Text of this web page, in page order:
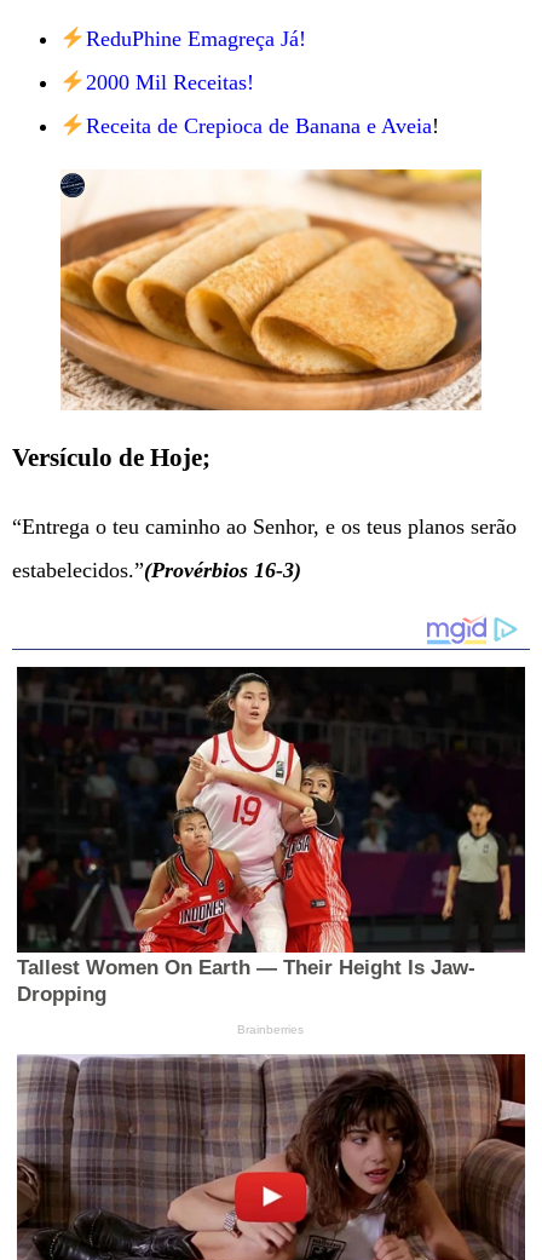
ReduPhine Emagreça Já!
2000 Mil Receitas!
Receita de Crepioca de Banana e Aveia!
Versículo de Hoje;
“Entrega o teu caminho ao Senhor, e os teus planos serão
estabelecidos.”(Provérbios 16-3)